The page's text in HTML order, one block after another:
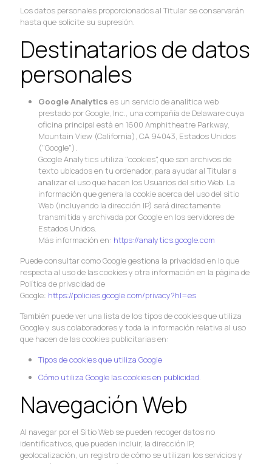
Los datos personales proporcionados al Titular se conservarán
hasta que solicite su supresión.
Destinatarios de datos
personales
Google Analytics es un servicio de analítica web
prestado por Google, Inc., una compañía de Delaware cuya
oficina principal está en 1600 Amphitheatre Parkway,
Mountain View (California), CA 94043, Estados Unidos
("Google").
Google Analytics utiliza "cookies", que son archivos de
texto ubicados en tu ordenador, para ayudar al Titular a
analizar el uso que hacen los Usuarios del sitio Web. La
información que genera la cookie acerca del uso del sitio
Web (incluyendo la dirección IP) será directamente
transmitida y archivada por Google en los servidores de
Estados Unidos.
Más información en: https://analytics.google.com
Puede consultar como Google gestiona la privacidad en lo que
respecta al uso de las cookies y otra información en la página de
Política de privacidad de
Google: https://policies.google.com/privacy?hl=es
También puede ver una lista de los tipos de cookies que utiliza
Google y sus colaboradores y toda la información relativa al uso
que hacen de las cookies publicitarias en:
Tipos de cookies que utiliza Google
Cómo utiliza Google las cookies en publicidad.
Navegación Web
Al navegar por el Sitio Web se pueden recoger datos no
identificativos, que pueden incluir, la dirección IP,
geolocalización, un registro de cómo se utilizan los servicios y